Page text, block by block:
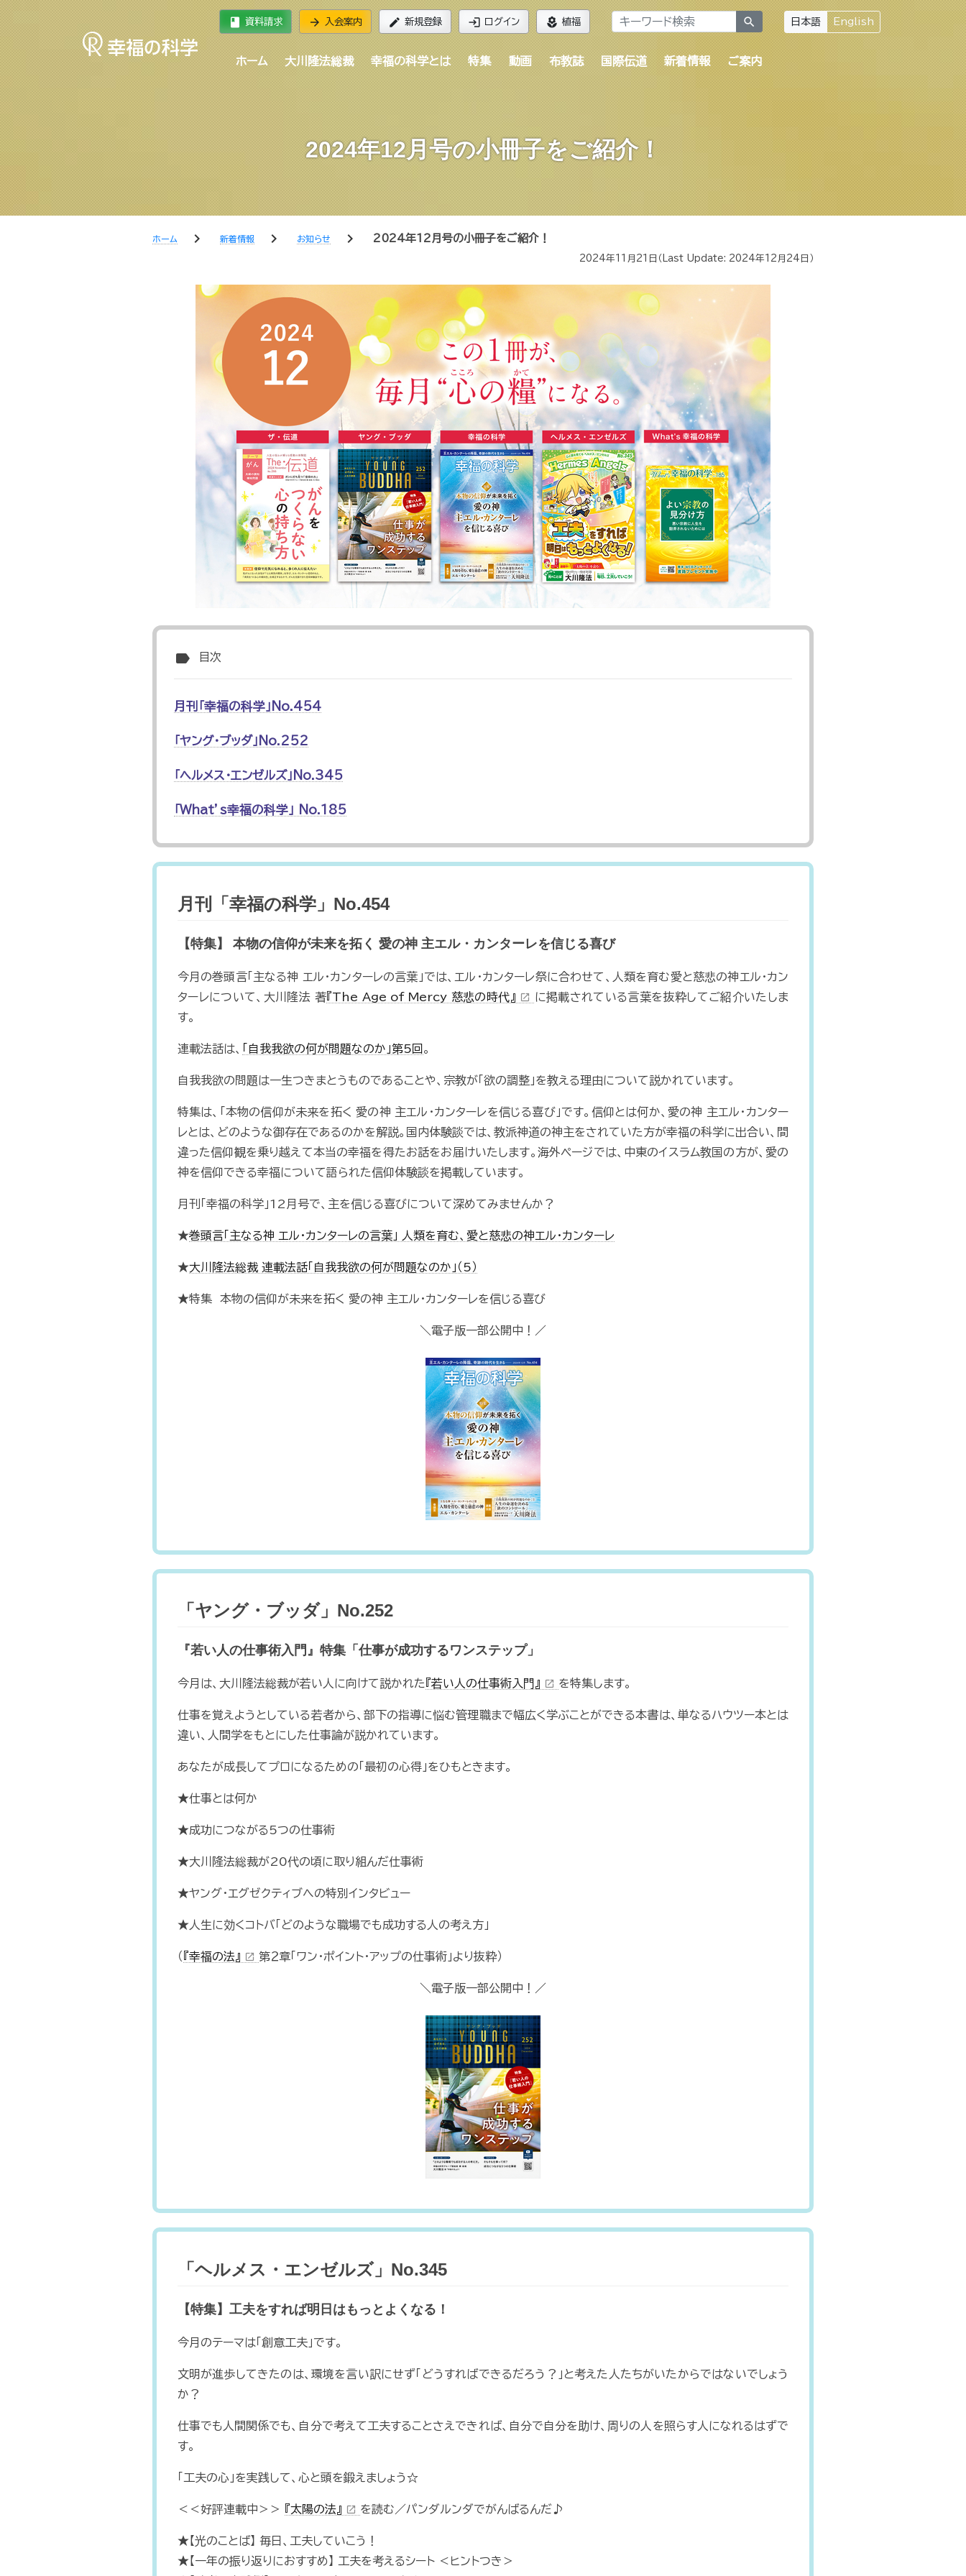
book 資料請求 arrow_forward 入会案内 edit 新規登録 login ログイン local_florist 植福 search 日本語 English
ホーム 大川隆法総裁 幸福の科学とは 特集 動画 布教誌 国際伝道 新着情報 ご案内
2024年12月号の小冊子をご紹介！
ホーム chevron_right 新着情報 chevron_right お知らせ chevron_right 2024年12月号の小冊子をご紹介！
2024年11月21日 （Last Update: 2024年12月24日 ）
label 目次
月刊「幸福の科学」No.454
「ヤング・ブッダ」No.252
「ヘルメス・エンゼルズ」No.345
「What’s幸福の科学」 No.185
月刊「幸福の科学」No.454
【特集】 本物の信仰が未来を拓く 愛の神 主エル・カンターレを信じる喜び
今月の巻頭言「主なる神 エル・カンターレの言葉」では、エル・カンターレ祭に合わせて、人類を育む愛と慈悲の神エル・カン
ターレについて、大川隆法 著『The Age of Mercy 慈悲の時代』 open_in_new に掲載されている言葉を抜粋してご紹介いたしま
す。
連載法話は、 「自我我欲の何が問題なのか」第5回 。
自我我欲の問題は一生つきまとうものであることや、宗教が「欲の調整」を教える理由について説かれています。
特集は、「本物の信仰が未来を拓く 愛の神 主エル・カンターレを信じる喜び」です。信仰とは何か、愛の神 主エル・カンター
レとは、どのような御存在であるのかを解説。国内体験談では、教派神道の神主をされていた方が幸福の科学に出合い、間
違った信仰観を乗り越えて本当の幸福を得たお話をお届けいたします。海外ページでは、中東のイスラム教国の方が、愛の
神を信仰できる幸福について語られた信仰体験談を掲載しています。
月刊「幸福の科学」12月号で、主を信じる喜びについて深めてみませんか？
★巻頭言「主なる神 エル・カンターレの言葉」 人類を育む、愛と慈悲の神エル・カンターレ
★大川隆法総裁 連載法話「自我我欲の何が問題なのか」（5）
★特集 本物の信仰が未来を拓く 愛の神 主エル・カンターレを信じる喜び
＼電子版一部公開中！／
「ヤング・ブッダ」No.252
『若い人の仕事術入門』特集「仕事が成功するワンステップ」
今月は、大川隆法総裁が若い人に向けて説かれた 『若い人の仕事術入門』 open_in_new を特集します。
仕事を覚えようとしている若者から、部下の指導に悩む管理職まで幅広く学ぶことができる本書は、単なるハウツー本とは
違い、人間学をもとにした仕事論が説かれています。
あなたが成長してプロになるための「最初の心得」をひもときます。
★仕事とは何か
★成功につながる5つの仕事術
★大川隆法総裁が20代の頃に取り組んだ仕事術
★ヤング・エグゼクティブへの特別インタビュー
★人生に効くコトバ「どのような職場でも成功する人の考え方」
（ 『幸福の法』 open_in_new 第２章「ワン・ポイント・アップの仕事術」より抜粋）
＼電子版一部公開中！／
「ヘルメス・エンゼルズ」No.345
【特集】工夫をすれば明日はもっとよくなる！
今月のテーマは「創意工夫」です。
文明が進歩してきたのは、環境を言い訳にせず「どうすればできるだろう？」と考えた人たちがいたからではないでしょう
か？
仕事でも人間関係でも、自分で考えて工夫することさえできれば、自分で自分を助け、周りの人を照らす人になれるはずで
す。
「工夫の心」を実践して、心と頭を鍛えましょう☆
＜＜好評連載中＞＞ 『太陽の法』 open_in_new を読む／パンダルンダでがんばるんだ♪
★【光のことば】 毎日、工夫していこう！
★【一年の振り返りにおすすめ】 工夫を考えるシート ＜ヒントつき＞